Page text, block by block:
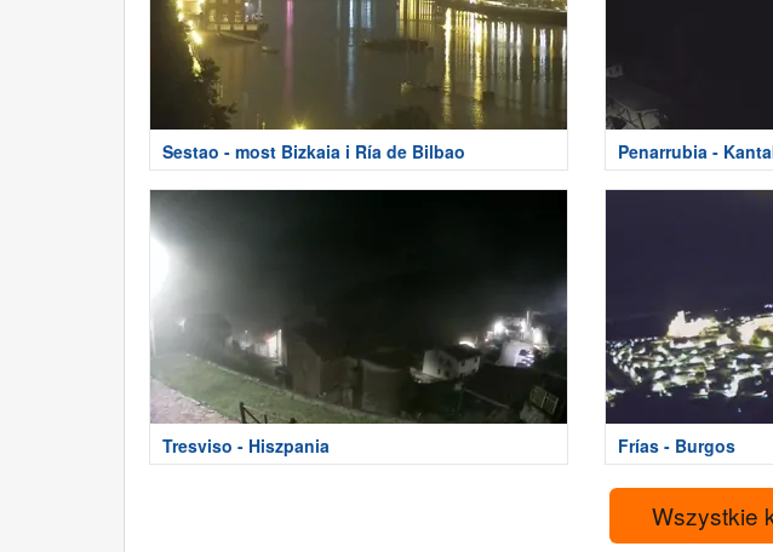
Sestao - most Bizkaia i Ría de Bilbao Penarrubia -
Tresviso - Hiszpania Frías - Burgos
Wszystkie